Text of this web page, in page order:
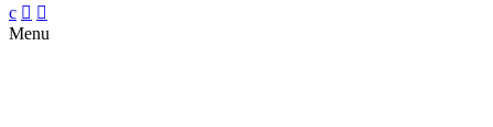
c  
Menu